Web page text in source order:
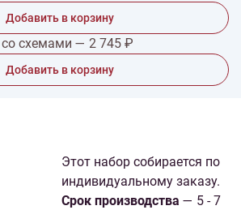
Добавить в корзину
схемами — 2 745 ₽
Добавить в корзину
Этот набор собирается по
индивидуальному заказу.
Cрок производства — 5 - 7